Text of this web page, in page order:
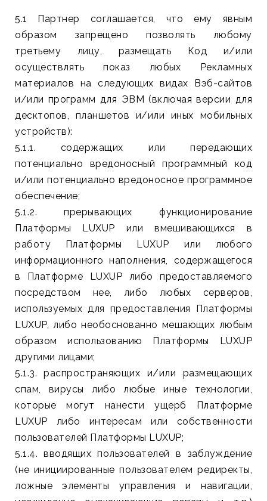
5.1 Партнер соглашается, что ему явным
образом запрещено позволять любому
третьему лицу, размещать Код и/или
осуществлять показ любых Рекламных
материалов на следующих видах Вэб-сайтов
и/или программ для ЭВМ (включая версии для
десктопов, планшетов и/или иных мобильных
устройств):
5.1.1. содержащих или передающих
потенциально вредоносный программный код
и/или потенциально вредоносное программное
обеспечение;
5.1.2. прерывающих функционирование
Платформы LUXUP или вмешивающихся в
работу Платформы LUXUP или любого
информационного наполнения, содержащегося
в Платформе LUXUP либо предоставляемого
посредством нее, либо любых серверов,
используемых для предоставления Платформы
LUXUP, либо необоснованно мешающих любым
образом использованию Платформы LUXUP
другими лицами;
5.1.3. распространяющих и/или размещающих
спам, вирусы либо любые иные технологии,
которые могут нанести ущерб Платформе
LUXUP либо интересам или собственности
пользователей Платформы LUXUP;
5.1.4. вводящих пользователей в заблуждение
(не инициированные пользователем редиректы,
ложные элементы управления и навигации,